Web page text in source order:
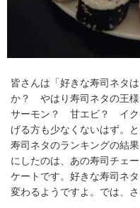
皆さんは「好きな寿司ネタ
か？ やはり寿司ネタの王様
サーモン？ 甘エビ？ イク
げる方も少なくないはず。
寿司ネタのランキングの結
にしたのは、あの寿司チェ
ケートです。好きな寿司ネ
変わるようですよ。では、